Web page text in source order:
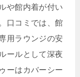
や館内着が付い
口コミでは、館
用ラウンジの安
ールとして深夜
ーはカバーシー